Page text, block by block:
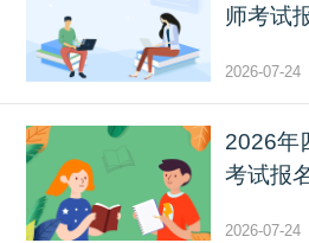
师考试
2026-07-24
2026年
考试报
2026-07-24